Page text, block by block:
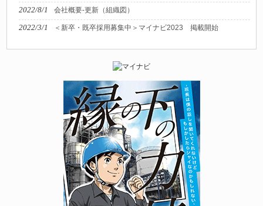
2022/8/1 会社概要-更新（組織図）
2022/3/1 ＜新卒・既卒採用募集中＞マイナビ2023 掲載開始